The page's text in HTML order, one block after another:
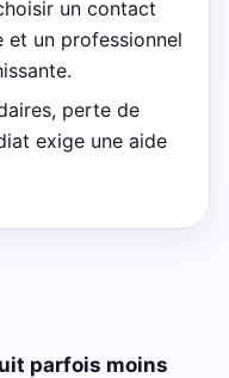
un contact
et un professionnel
perte de
exige une aide
parfois moins